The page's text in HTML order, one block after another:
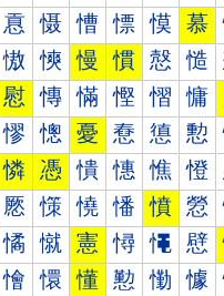
慐 慑 慒 慓 慔 慕
慠 慡 慢 慣 慤 慥
慰 慱 慲 慳 慴 慵
憀 憁 憂 憃 憄 憅
憐 憑 憒 憓 憔 憕
憠 憡 憢 憣 憤 憥
憰 憱 憲 憳 憴 憵
懀 懁 懂 懃 懄 懅